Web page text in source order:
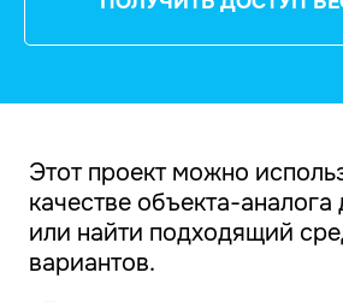
Этот проект можно
качестве объекта-аналога
или найти подходящий
вариантов.